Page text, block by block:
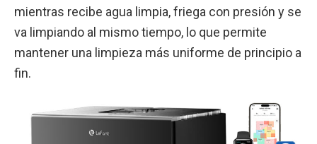
mientras recibe agua limpia, friega con presión y se
va limpiando al mismo tiempo, lo que permite
mantener una limpieza más uniforme de principio a
fin.